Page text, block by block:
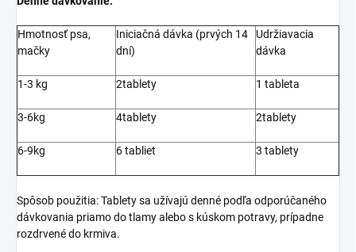
Hmotnosť psa,
mačky
Iniciačná dávka (prvých 14
dní)
Udržiavacia
dávka
1-3 kg 2tablety 1 tableta
3-6kg 4tablety 2tablety
6-9kg 6 tabliet 3 tablety
Spôsob použitia: Tablety sa užívajú denné podľa odporúčaného
dávkovania priamo do tlamy alebo s kúskom potravy, prípadne
rozdrvené do krmiva.